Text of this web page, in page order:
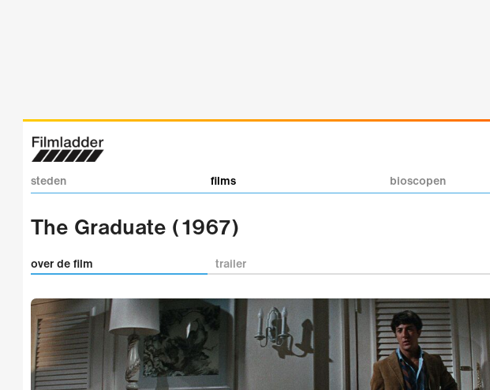
steden films bioscopen
The Graduate (1967)
over de film trailer